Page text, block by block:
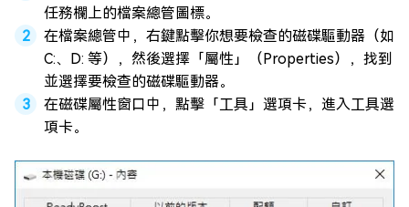
任務欄上的檔案總管圖標。
在檔案總管中，右鍵點擊你想要檢查的磁碟驅動器（如
C:、D: 等），然後選擇「屬性」（Properties），找到
並選擇要檢查的磁碟驅動器。
在磁碟屬性窗口中，點擊「工具」選項卡，進入工具選
項卡。